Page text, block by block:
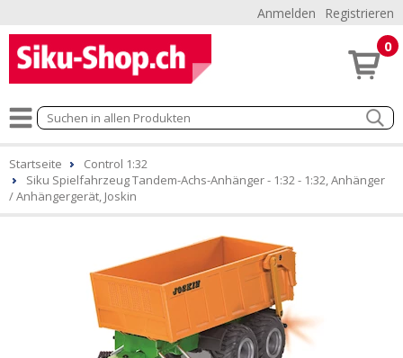
Anmelden Registrieren
0
Startseite
Control 1:32
Siku Spielfahrzeug Tandem-Achs-Anhänger - 1:32 - 1:32, Anhänger
/ Anhängergerät, Joskin